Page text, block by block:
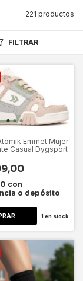
221 productos
FILTRAR
Emmet Mujer
Casual Dygsport
con
o depósito
1 en stock